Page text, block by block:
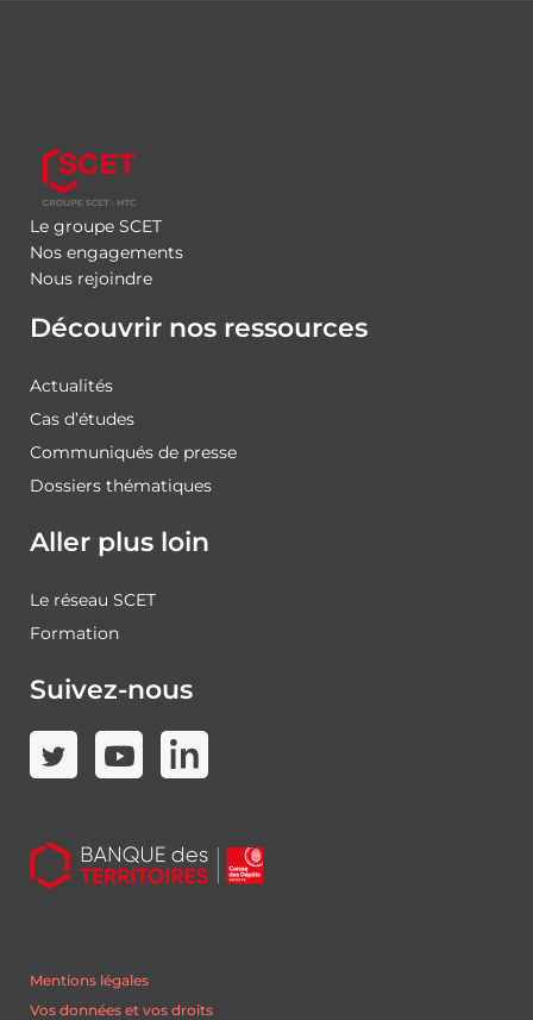
Le groupe SCET
Nos engagements
Nous rejoindre
Découvrir nos ressources
Actualités
Cas d’études
Communiqués de presse
Dossiers thématiques
Aller plus loin
Le réseau SCET
Formation
Suivez-nous
Mentions légales
Vos données et vos droits